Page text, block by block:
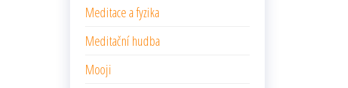
Meditace a fyzika
Meditační hudba
Mooji